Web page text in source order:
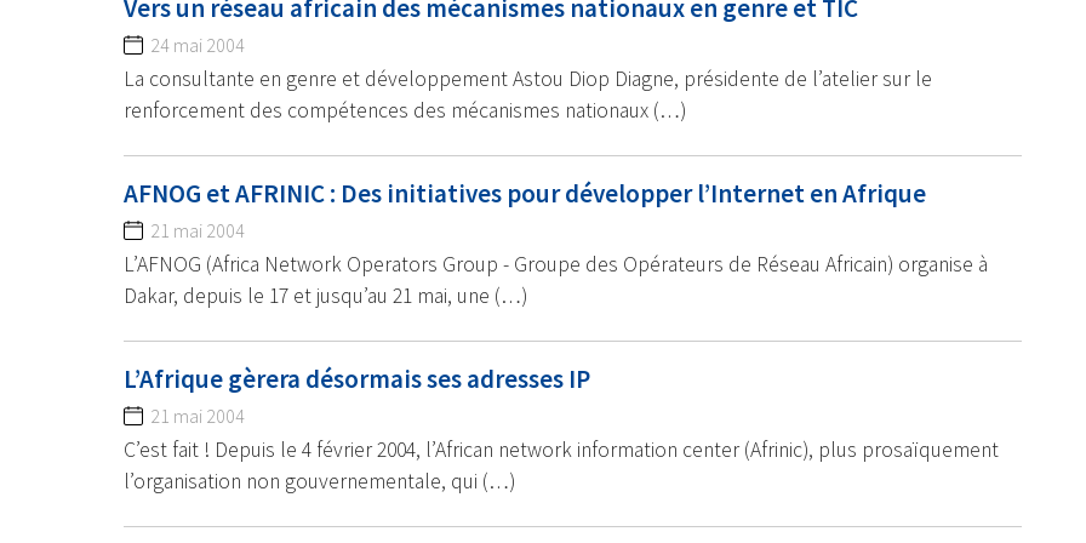
Vers un réseau africain des mécanismes nationaux en genre et TIC
24 mai 2004
La consultante en genre et développement Astou Diop Diagne, présidente de l’atelier sur le
renforcement des compétences des mécanismes nationaux (…)
AFNOG et AFRINIC : Des initiatives pour développer l’Internet en Afrique
21 mai 2004
L’AFNOG (Africa Network Operators Group - Groupe des Opérateurs de Réseau Africain) organise à
Dakar, depuis le 17 et jusqu’au 21 mai, une (…)
L’Afrique gèrera désormais ses adresses IP
21 mai 2004
C’est fait ! Depuis le 4 février 2004, l’African network information center (Afrinic), plus prosaïquement
l’organisation non gouvernementale, qui (…)